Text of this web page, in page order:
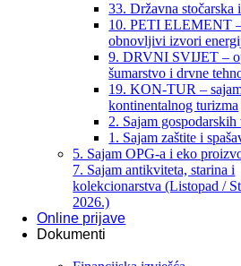
33. Državna stočarska
10. PETI ELEMENT
obnovljivi izvori
9. DRVNI SVIJET –
šumarstvo i drvne
19. KON-TUR –
kontinentalnog turizma
2. Sajam gospodarskih
1. Sajam zaštite i
5. Sajam OPG-a i eko
7. Sajam antikviteta, starina i
kolekcionarstva (Listopad /
2026.)
Online prijave
Dokumenti